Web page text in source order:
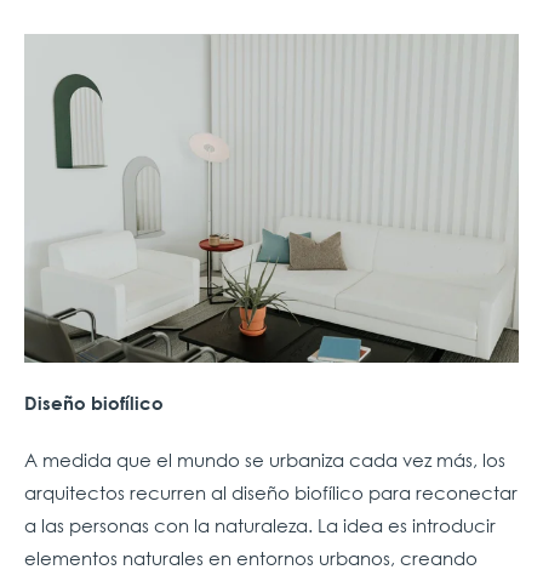
Diseño biofílico
A medida que el mundo se urbaniza cada vez más, los
arquitectos recurren al diseño biofílico para reconectar
a las personas con la naturaleza. La idea es introducir
elementos naturales en entornos urbanos, creando